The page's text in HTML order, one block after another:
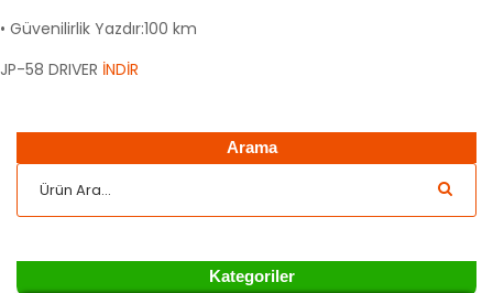
• Güvenilirlik Yazdır:100 km
JP-58 DRIVER İNDİR
Arama
Kategoriler